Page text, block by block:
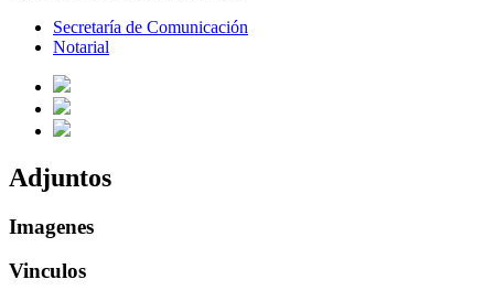
Secretaría de Comunicación
Notarial
Adjuntos
Imagenes
Vinculos